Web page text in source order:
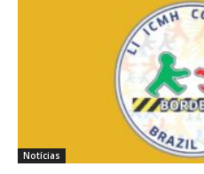
Notícias